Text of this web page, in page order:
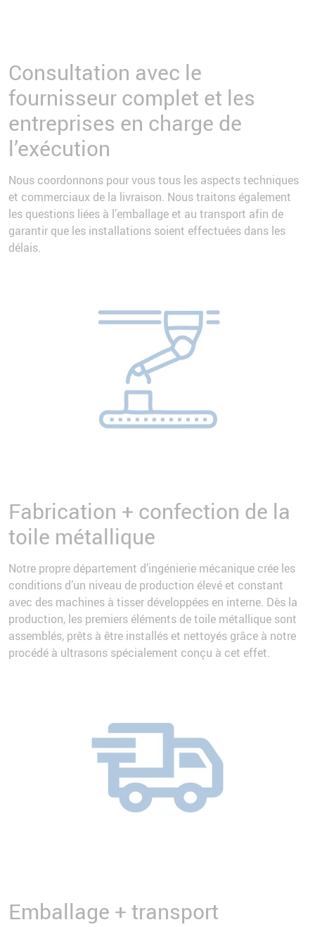
Consultation avec le
fournisseur complet et les
entreprises en charge de
l’exécution
Nous coordonnons pour vous tous les aspects techniques
et commerciaux de la livraison. Nous traitons également
les questions liées à l’emballage et au transport afin de
garantir que les installations soient effectuées dans les
délais.
Fabrication + confection de la
toile métallique
Notre propre département d’ingénierie mécanique crée les
conditions d’un niveau de production élevé et constant
avec des machines à tisser développées en interne. Dès la
production, les premiers éléments de toile métallique sont
assemblés, prêts à être installés et nettoyés grâce à notre
procédé à ultrasons spécialement conçu à cet effet.
Emballage + transport